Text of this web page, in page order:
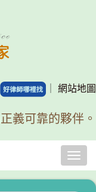
網站地圖
義可靠的夥伴。